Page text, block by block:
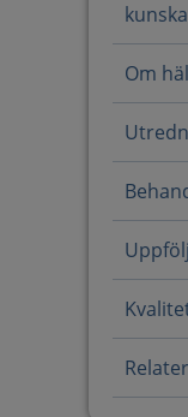
Om